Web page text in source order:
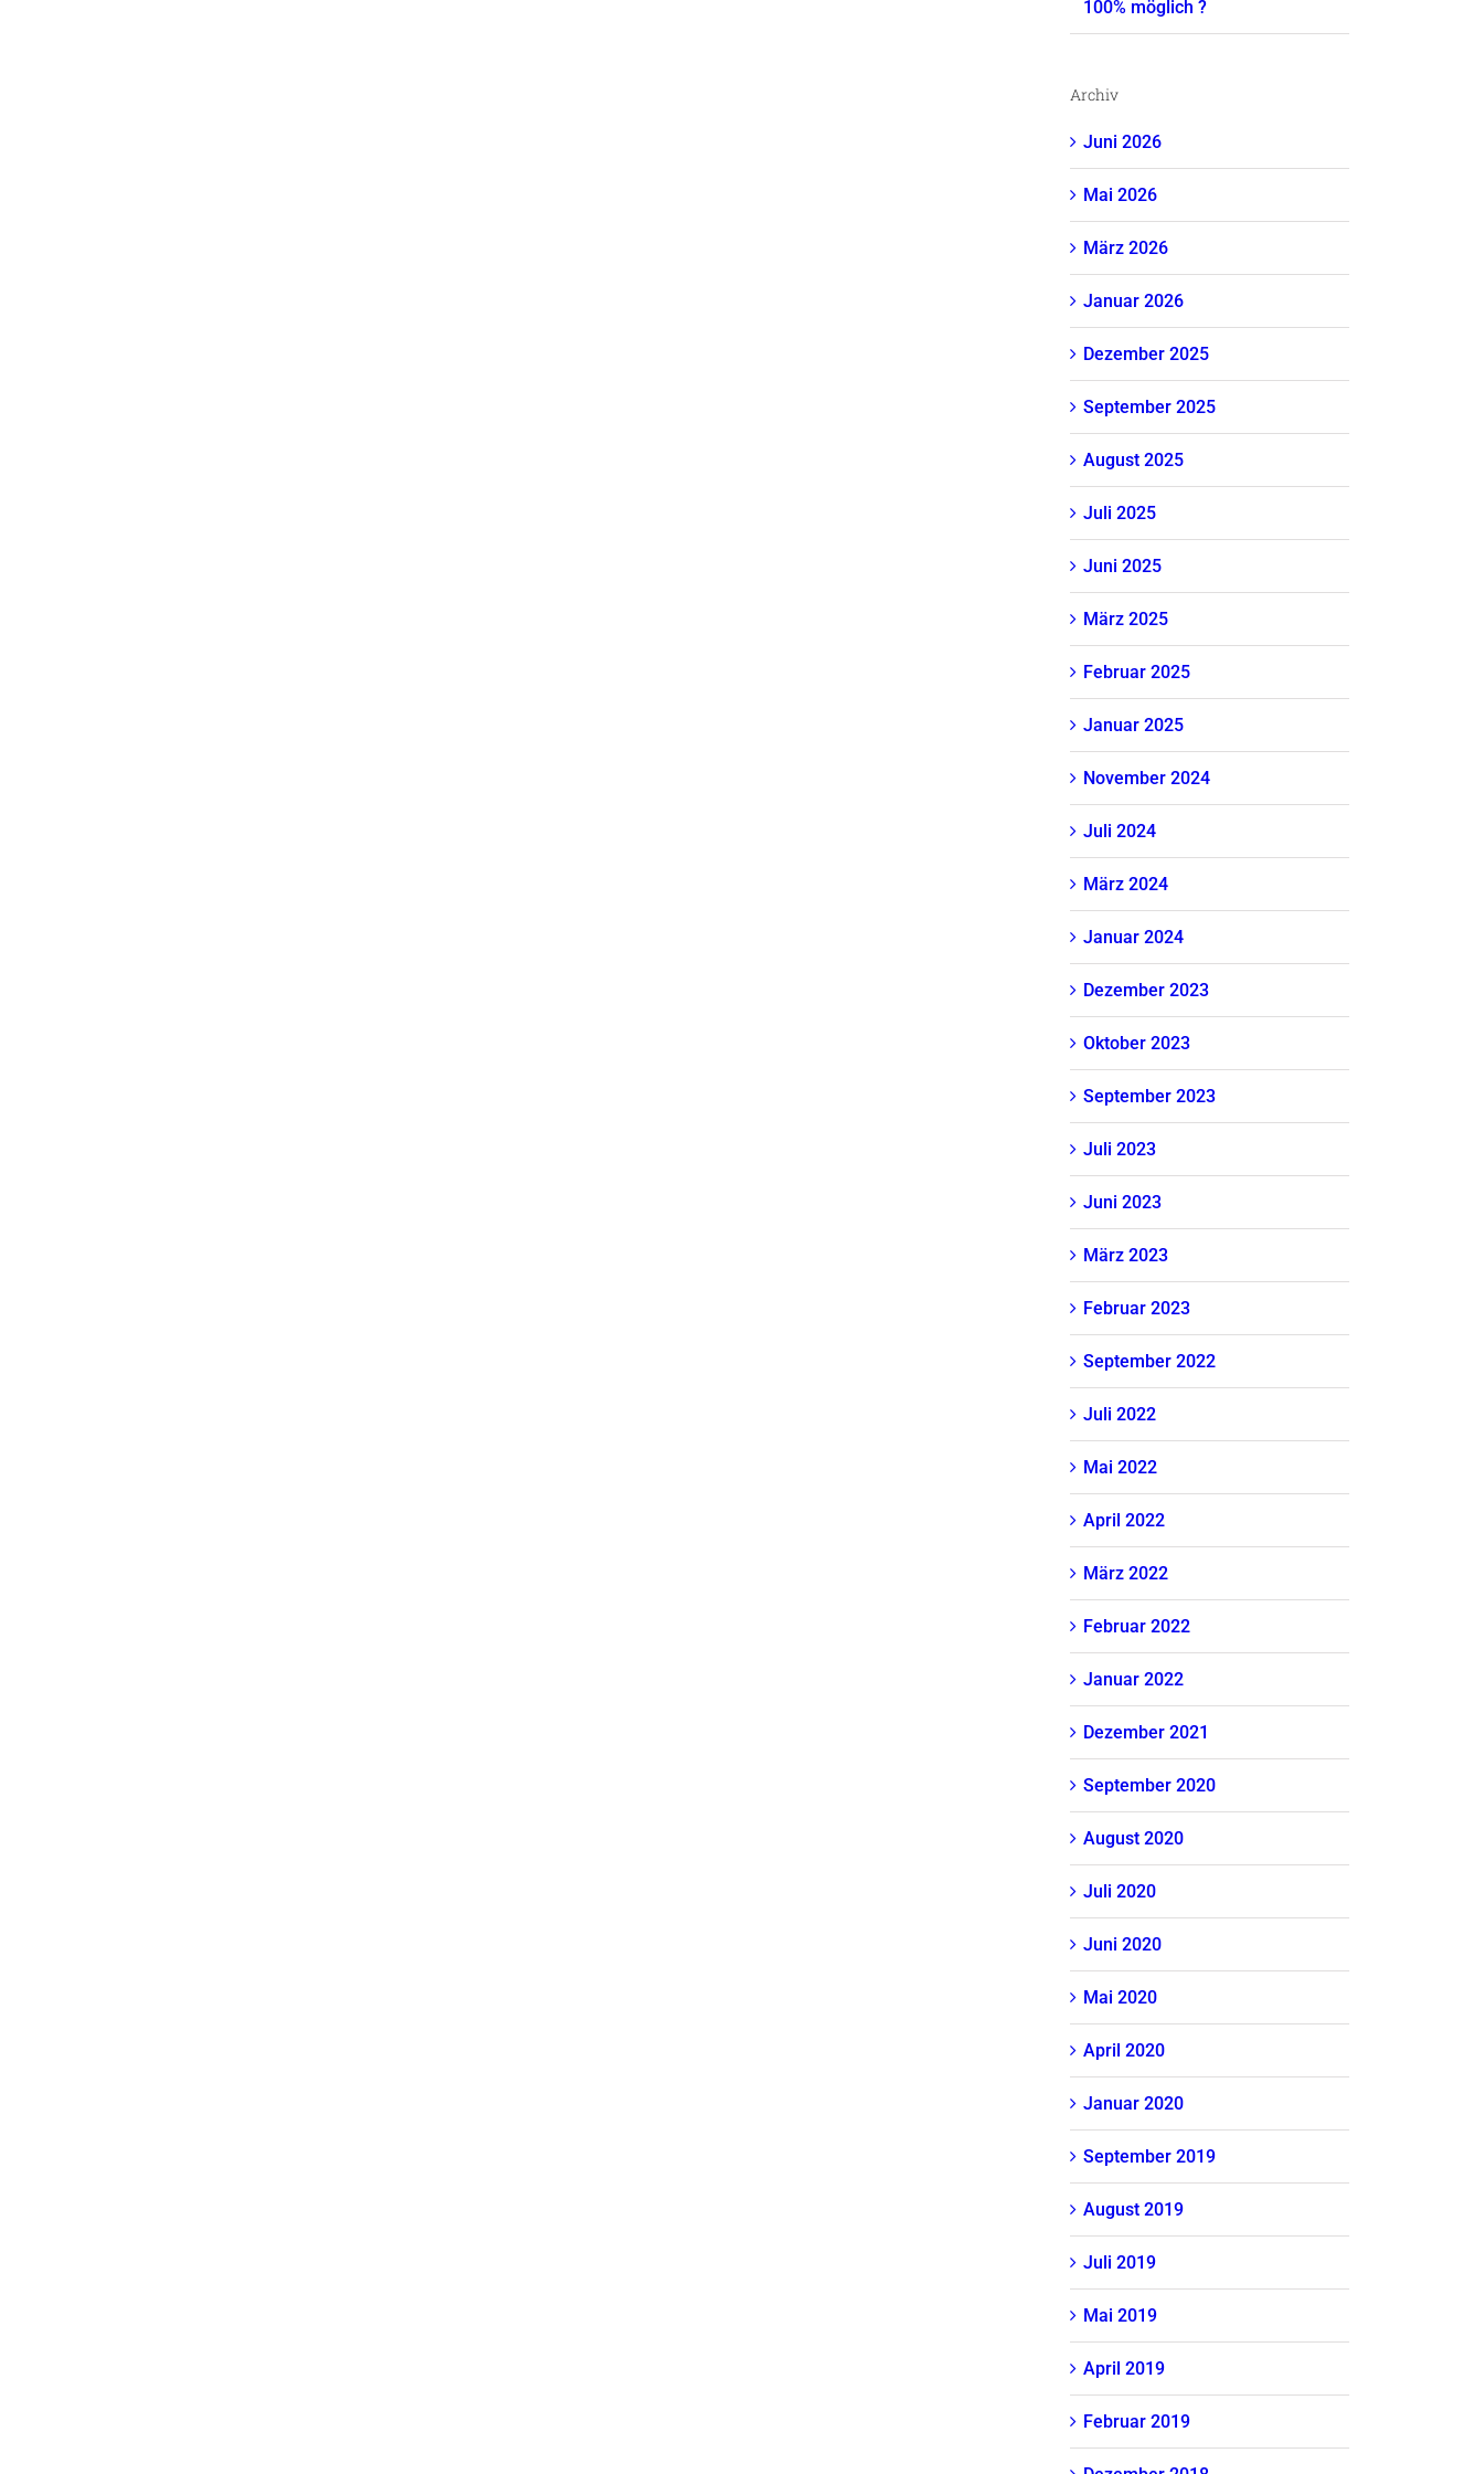
100% möglich ?
Archiv
Juni 2026
Mai 2026
März 2026
Januar 2026
Dezember 2025
September 2025
August 2025
Juli 2025
Juni 2025
März 2025
Februar 2025
Januar 2025
November 2024
Juli 2024
März 2024
Januar 2024
Dezember 2023
Oktober 2023
September 2023
Juli 2023
Juni 2023
März 2023
Februar 2023
September 2022
Juli 2022
Mai 2022
April 2022
März 2022
Februar 2022
Januar 2022
Dezember 2021
September 2020
August 2020
Juli 2020
Juni 2020
Mai 2020
April 2020
Januar 2020
September 2019
August 2019
Juli 2019
Mai 2019
April 2019
Februar 2019